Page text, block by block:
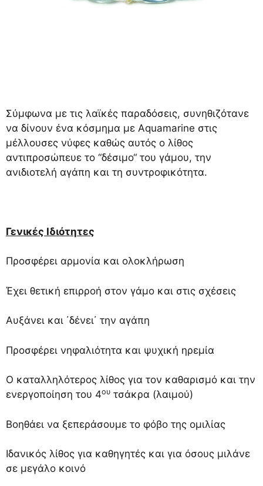
Σύμφωνα με τις λαϊκές παραδόσεις, συνηθιζότανε
να δίνουν ένα κόσμημα με Aquamarine στις
μέλλουσες νύφες καθώς αυτός ο λίθος
αντιπροσώπευε το “δέσιμο“ του γάμου, την
ανιδιοτελή αγάπη και τη συντροφικότητα.
Γενικές Ιδιότητες
Προσφέρει αρμονία και ολοκλήρωση
Έχει θετική επιρροή στον γάμο και στις σχέσεις
Αυξάνει και ΄δένει΄ την αγάπη
Προσφέρει νηφαλιότητα και ψυχική ηρεμία
Ο καταλληλότερος λίθος για τον καθαρισμό και την
ενεργοποίηση του 4ου τσάκρα (λαιμού)
Βοηθάει να ξεπεράσουμε το φόβο της ομιλίας
Ιδανικός λίθος για καθηγητές και για όσους μιλάνε
σε μεγάλο κοινό